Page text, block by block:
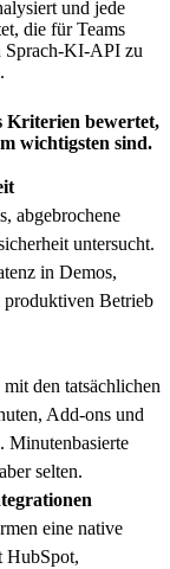
und jede
die für Teams
Sprach-KI-API zu
Kriterien bewertet,
wichtigsten sind.
abgebrochene
untersucht.
in Demos,
produktiven Betrieb
den tatsächlichen
Add-ons und
Minutenbasierte
selten.
eine native
HubSpot,